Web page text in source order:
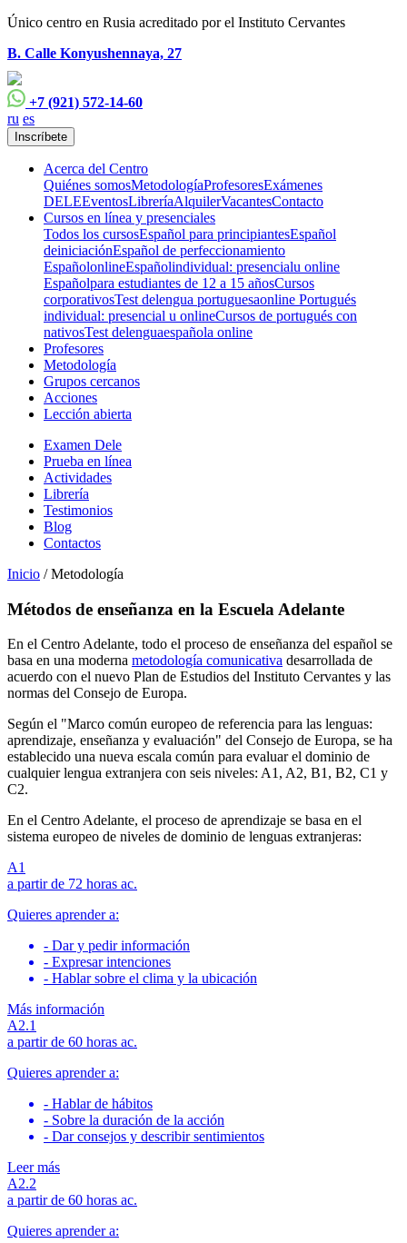
Único centro en Rusia acreditado por el Instituto Cervantes
B. Calle Konyushennaya, 27
+7 (921) 572-14-60
ru es
Inscríbete
Acerca del Centro
Quiénes somosMetodologíaProfesoresExámenes
DELEEventosLibreríaAlquilerVacantesContacto
Cursos en línea y presenciales
Todos los cursosEspañol para principiantesEspañol
deiniciaciónEspañol de perfeccionamiento
EspañolonlineEspañolindividual: presencialu online
Españolpara estudiantes de 12 a 15 añosCursos
corporativosTest delengua portuguesaonline Portugués
individual: presencial u onlineCursos de portugués con
nativosTest delenguaespañola online
Profesores
Metodología
Grupos cercanos
Acciones
Lección abierta
Examen Dele
Prueba en línea
Actividades
Librería
Testimonios
Blog
Contactos
Inicio / Metodología
Métodos de enseñanza en la Escuela Adelante
En el Centro Adelante, todo el proceso de enseñanza del español se
basa en una moderna metodología comunicativa desarrollada de
acuerdo con el nuevo Plan de Estudios del Instituto Cervantes y las
normas del Consejo de Europa.
Según el "Marco común europeo de referencia para las lenguas:
aprendizaje, enseñanza y evaluación" del Consejo de Europa, se ha
establecido una nueva escala común para evaluar el dominio de
cualquier lengua extranjera con seis niveles: A1, A2, B1, B2, C1 y
C2.
En el Centro Adelante, el proceso de aprendizaje se basa en el
sistema europeo de niveles de dominio de lenguas extranjeras:
А1
a partir de 72 horas ac.
Quieres aprender a:
- Dar y pedir información
- Expresar intenciones
- Hablar sobre el clima y la ubicación
Más información
A2.1
a partir de 60 horas ac.
Quieres aprender a:
- Hablar de hábitos
- Sobre la duración de la acción
- Dar consejos y describir sentimientos
Leer más
A2.2
a partir de 60 horas ac.
Quieres aprender a: